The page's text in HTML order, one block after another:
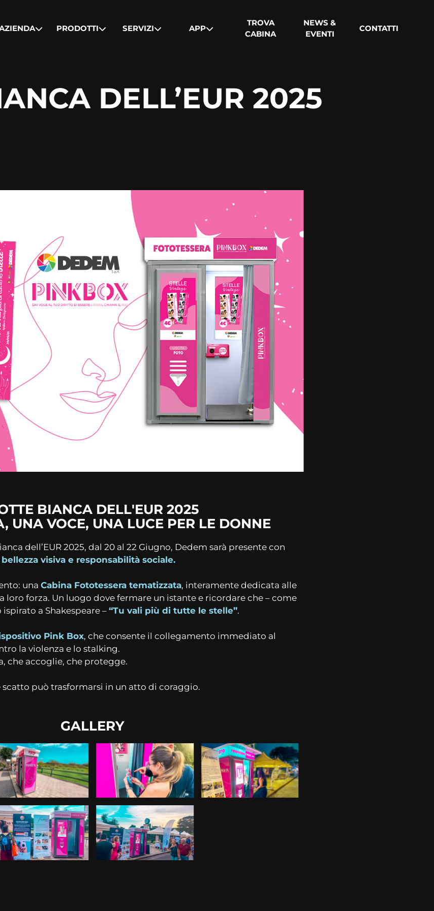
PRODOTTI SERVIZI APP
TROVA
CABINA
NEWS &
EVENTI
CONTATTI
DELL’EUR 2025
BIANCA DELL'EUR 2025
UNA VOCE, UNA LUCE PER LE DONNE
dell’EUR 2025, dal 20 al 22 Giugno, Dedem sarà presente con
bellezza visiva e responsabilità sociale.
una Cabina Fototessera tematizzata, interamente dedicata alle
loro forza. Un luogo dove fermare un istante e ricordare che – come
a Shakespeare – “Tu vali più di tutte le stelle”.
Pink Box, che consente il collegamento immediato al
la violenza e lo stalking.
che accoglie, che protegge.
scatto può trasformarsi in un atto di coraggio.
GALLERY